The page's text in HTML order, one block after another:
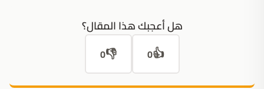
هل أعجبك هذا المقال؟
👍
0
👎
0